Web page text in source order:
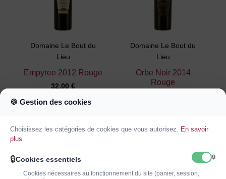
Domaine Le Bout du
Lieu
Empyree 2012 Rouge
32,00 €
Ajouter au
panier
Domaine Le Bout du
Lieu
Orbe Noir 2014
Rouge
Ajouter au
panier
🍪 Gestion des cookies
Choisissez les catégories de cookies que vous autorisez. En savoir
plus
🔒Cookies essentiels 🔒
Cookies nécessaires au fonctionnement du site (panier, session,